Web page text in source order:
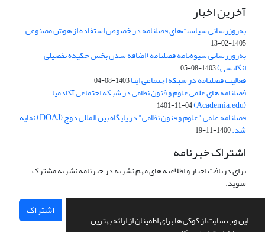
این وب سایت از کوکی ها برای اطمینان از ارائه بهترین
آخرین اخبار
به‌روزرسانی سیاست‌های فصلنامه در خصوص استفاده از هوش مصنوعی
1405-02-13
به‌روزرسانی شیوه‌نامه فصلنامه (اضافه شدن بخش چکیده تفصیلی
انگلیسی)1403-08-05
فعالیت فصلنامه در شبکه اجتماعی ایتا1403-08-04
فصلنامه های علمی علوم و فنون نظامی در شبکه اجتماعی آکادمیا
(Academia.edu)
1401-11-04
فصلنامه علمی "علوم و فنون نظامی" در پایگاه بین المللی دوج (DOAJ) نمایه
شد.1400-11-19
اشتراک خبرنامه
برای دریافت اخبار و اطلاعیه های مهم نشریه در خبرنامه نشریه مشترک
شوید.
اشتراک